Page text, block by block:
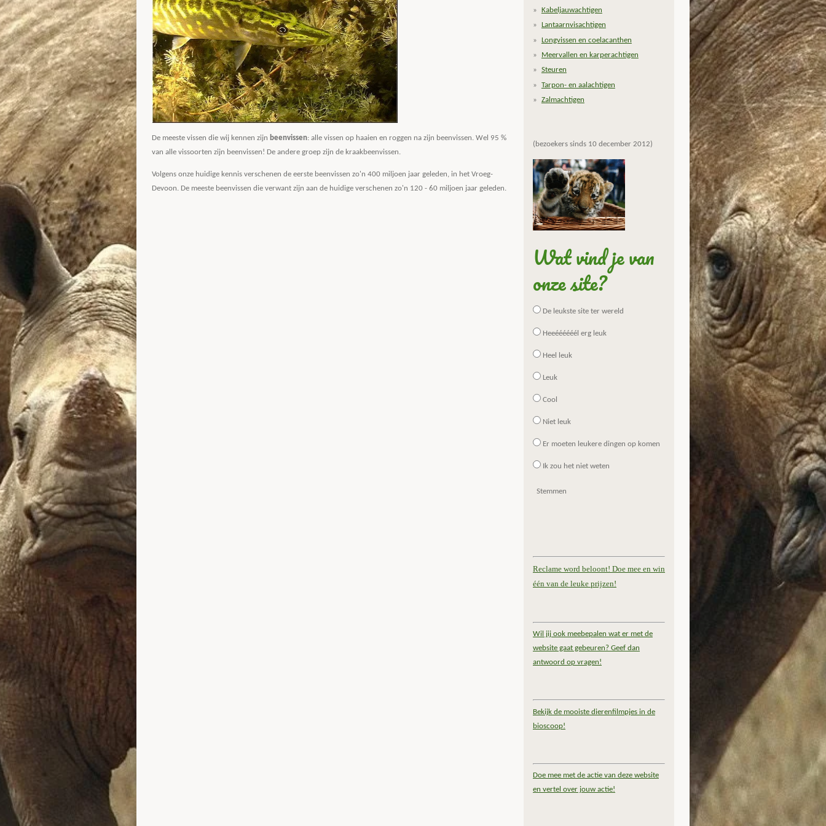
De meeste vissen die wij kennen zijn beenvissen: alle vissen op haaien en roggen na zijn beenvissen. Wel 95 %
van alle vissoorten zijn beenvissen! De andere groep zijn de kraakbeenvissen.
Volgens onze huidige kennis verschenen de eerste beenvissen zo'n 400 miljoen jaar geleden, in het Vroeg-
Devoon. De meeste beenvissen die verwant zijn aan de huidige verschenen zo'n 120 - 60 miljoen jaar geleden.
Kabeljauwachtigen
Lantaarnvisachtigen
Longvissen en coelacanthen
Meervallen en karperachtigen
Steuren
Tarpon- en aalachtigen
Zalmachtigen
(bezoekers sinds 10 december 2012)
Wat vind je van
onze site?
De leukste site ter wereld
Heeéééééél erg leuk
Heel leuk
Leuk
Cool
Niet leuk
Er moeten leukere dingen op komen
Ik zou het niet weten
Stemmen
Reclame word beloont! Doe mee en win
één van de leuke prijzen!
Wil jij ook meebepalen wat er met de
website gaat gebeuren? Geef dan
antwoord op vragen!
Bekijk de mooiste dierenfilmpjes in de
bioscoop!
Doe mee met de actie van deze website
en vertel over jouw actie!